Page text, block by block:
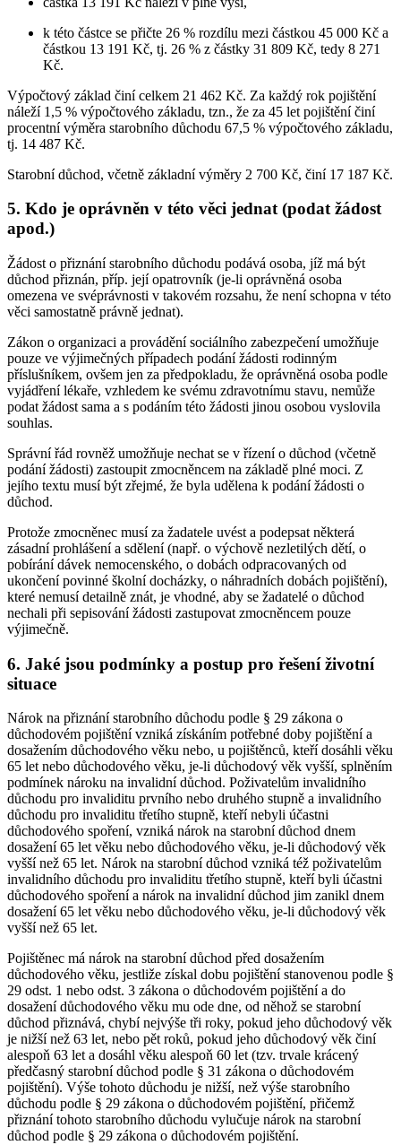
k této částce se přičte 26 % rozdílu mezi částkou 45 000 Kč a
částkou 13 191 Kč, tj. 26 % z částky 31 809 Kč, tedy 8 271
Kč.
Výpočtový základ činí celkem 21 462 Kč. Za každý rok pojištění
náleží 1,5 % výpočtového základu, tzn., že za 45 let pojištění činí
procentní výměra starobního důchodu 67,5 % výpočtového základu,
tj. 14 487 Kč.
Starobní důchod, včetně základní výměry 2 700 Kč, činí 17 187 Kč.
5. Kdo je oprávněn v této věci jednat (podat žádost
apod.)
Žádost o přiznání starobního důchodu podává osoba, jíž má být
důchod přiznán, příp. její opatrovník (je-li oprávněná osoba
omezena ve svéprávnosti v takovém rozsahu, že není schopna v této
věci samostatně právně jednat).
Zákon o organizaci a provádění sociálního zabezpečení umožňuje
pouze ve výjimečných případech podání žádosti rodinným
příslušníkem, ovšem jen za předpokladu, že oprávněná osoba podle
vyjádření lékaře, vzhledem ke svému zdravotnímu stavu, nemůže
podat žádost sama a s podáním této žádosti jinou osobou vyslovila
souhlas.
Správní řád rovněž umožňuje nechat se v řízení o důchod (včetně
podání žádosti) zastoupit zmocněncem na základě plné moci. Z
jejího textu musí být zřejmé, že byla udělena k podání žádosti o
důchod.
Protože zmocněnec musí za žadatele uvést a podepsat některá
zásadní prohlášení a sdělení (např. o výchově nezletilých dětí, o
pobírání dávek nemocenského, o dobách odpracovaných od
ukončení povinné školní docházky, o náhradních dobách pojištění),
které nemusí detailně znát, je vhodné, aby se žadatelé o důchod
nechali při sepisování žádosti zastupovat zmocněncem pouze
výjimečně.
6. Jaké jsou podmínky a postup pro řešení životní
situace
Nárok na přiznání starobního důchodu podle § 29 zákona o
důchodovém pojištění vzniká získáním potřebné doby pojištění a
dosažením důchodového věku nebo, u pojištěnců, kteří dosáhli věku
65 let nebo důchodového věku, je-li důchodový věk vyšší, splněním
podmínek nároku na invalidní důchod. Poživatelům invalidního
důchodu pro invaliditu prvního nebo druhého stupně a invalidního
důchodu pro invaliditu třetího stupně, kteří nebyli účastni
důchodového spoření, vzniká nárok na starobní důchod dnem
dosažení 65 let věku nebo důchodového věku, je-li důchodový věk
vyšší než 65 let. Nárok na starobní důchod vzniká též poživatelům
invalidního důchodu pro invaliditu třetího stupně, kteří byli účastni
důchodového spoření a nárok na invalidní důchod jim zanikl dnem
dosažení 65 let věku nebo důchodového věku, je-li důchodový věk
vyšší než 65 let.
Pojištěnec má nárok na starobní důchod před dosažením
důchodového věku, jestliže získal dobu pojištění stanovenou podle §
29 odst. 1 nebo odst. 3 zákona o důchodovém pojištění a do
dosažení důchodového věku mu ode dne, od něhož se starobní
důchod přiznává, chybí nejvýše tři roky, pokud jeho důchodový věk
je nižší než 63 let, nebo pět roků, pokud jeho důchodový věk činí
alespoň 63 let a dosáhl věku alespoň 60 let (tzv. trvale krácený
předčasný starobní důchod podle § 31 zákona o důchodovém
pojištění). Výše tohoto důchodu je nižší, než výše starobního
důchodu podle § 29 zákona o důchodovém pojištění, přičemž
přiznání tohoto starobního důchodu vylučuje nárok na starobní
důchod podle § 29 zákona o důchodovém pojištění.